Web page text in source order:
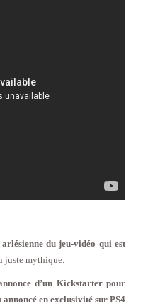
du jeu-vidéo qui est
juste mythique.
d’un Kickstarter pour
en exclusivité sur PS4